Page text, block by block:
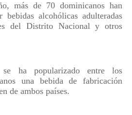
más de 70 dominicanos han
alcohólicas adulteradas
del Distrito Nacional y otros
ha popularizado entre los
una bebida de fabricación
de ambos países.